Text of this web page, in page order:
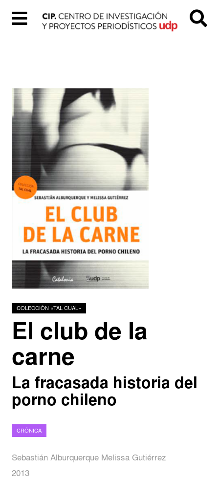
Quiénes
Somos
Colección
«Tal
Cual»
Proyectos
digitales
Podcasts
Investigadores
COLECCIÓN «TAL CUAL»
El club de la
carne
La fracasada historia del
porno chileno
CRÓNICA
Sebastián Alburquerque Melissa Gutiérrez
2013